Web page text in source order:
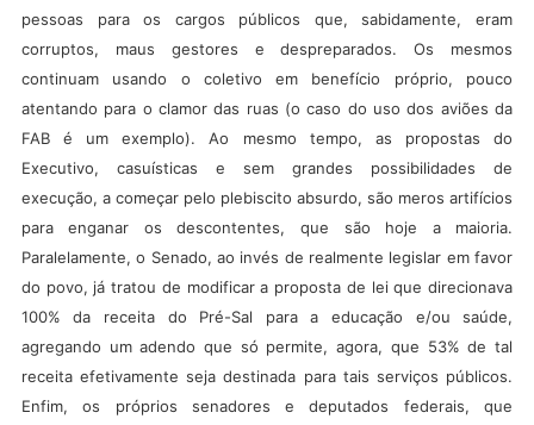
pessoas para os cargos públicos que, sabidamente, eram
corruptos, maus gestores e despreparados. Os mesmos
continuam usando o coletivo em benefício próprio, pouco
atentando para o clamor das ruas (o caso do uso dos aviões da
FAB é um exemplo). Ao mesmo tempo, as propostas do
Executivo, casuísticas e sem grandes possibilidades de
execução, a começar pelo plebiscito absurdo, são meros artifícios
para enganar os descontentes, que são hoje a maioria.
Paralelamente, o Senado, ao invés de realmente legislar em favor
do povo, já tratou de modificar a proposta de lei que direcionava
100% da receita do Pré-Sal para a educação e/ou saúde,
agregando um adendo que só permite, agora, que 53% de tal
receita efetivamente seja destinada para tais serviços públicos.
Enfim, os próprios senadores e deputados federais, que